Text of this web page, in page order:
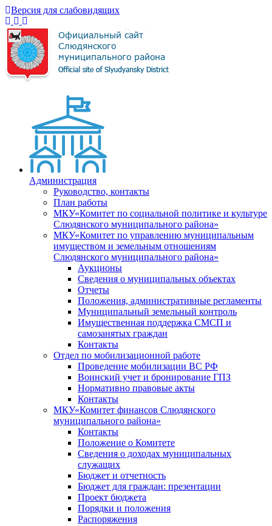
Версия для слабовидящих
Администрация
Руководство, контакты
План работы
МКУ«Комитет по социальной политике и культуре
Слюдянского муниципального района»
МКУ«Комитет по управлению муниципальным
имуществом и земельным отношениям
Слюдянского муниципального района»
Аукционы
Сведения о муниципальных объектах
Отчеты
Положения, административные регламенты
Муниципальный земельный контроль
Имущественная поддержка СМСП и
самозанятых граждан
Контакты
Отдел по мобилизационной работе
Проведение мобилизации ВС РФ
Воинский учет и бронирование ГПЗ
Нормативно правовые акты
Контакты
МКУ«Комитет финансов Слюдянского
муниципального района»
Контакты
Положение о Комитете
Сведения о доходах муниципальных
служащих
Бюджет и отчетность
Бюджет для граждан: презентации
Проект бюджета
Порядки и положения
Распоряжения